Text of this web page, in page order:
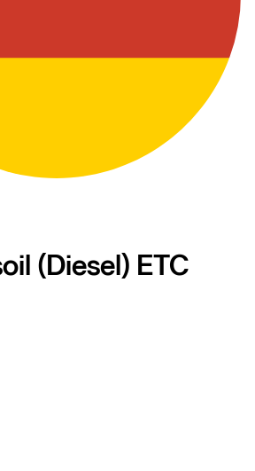
(Diesel) ETC